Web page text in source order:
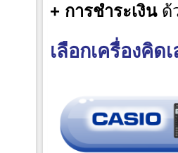
+ การชำระเงินด้
เลือกเครื่องคิด